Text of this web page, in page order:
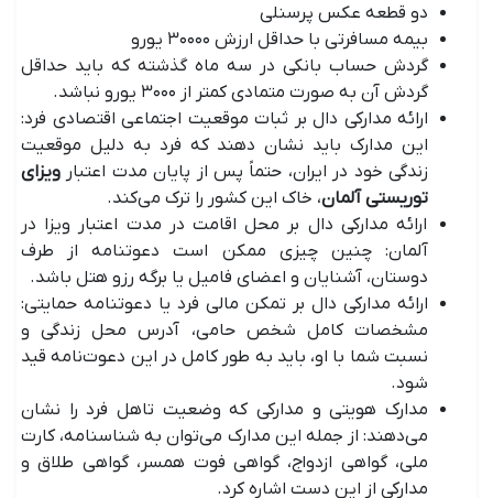
دو قطعه عکس پرسنلی
بیمه مسافرتی با حداقل ارزش ۳۰۰۰۰ یورو
گردش حساب بانکی در سه ماه گذشته که باید حداقل
گردش آن به صورت متمادی کمتر از ۳۰۰۰ یورو نباشد.
ارائه مدارکی دال بر ثبات موقعیت اجتماعی اقتصادی فرد:
این مدارک باید نشان دهند که فرد به دلیل موقعیت
زندگی خود در ایران، حتماً پس از پایان مدت اعتبار ویزای
توریستی آلمان، خاک این کشور را ترک می‌کند.
ارائه مدارکی دال بر محل اقامت در مدت اعتبار ویزا در
آلمان: چنین چیزی ممکن است دعوتنامه از طرف
دوستان، آشنایان و اعضای فامیل یا برگه رزو هتل باشد.
ارائه مدارکی دال بر تمکن مالی فرد یا دعوتنامه حمایتی:
مشخصات کامل شخص حامی، آدرس محل زندگی و
نسبت شما با او، باید به طور کامل در این دعوت‌نامه قید
شود.
مدارک هویتی و مدارکی که وضعیت تاهل فرد را نشان
می‌دهند: از جمله این مدارک می‌توان به شناسنامه، کارت
ملی، گواهی ازدواج، گواهی فوت همسر، گواهی طلاق و
مدارکی از این دست اشاره کرد.